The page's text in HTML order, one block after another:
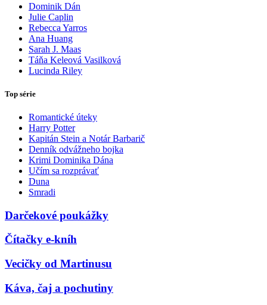
Dominik Dán
Julie Caplin
Rebecca Yarros
Ana Huang
Sarah J. Maas
Táňa Keleová Vasilková
Lucinda Riley
Top série
Romantické úteky
Harry Potter
Kapitán Stein a Notár Barbarič
Denník odvážneho bojka
Krimi Dominika Dána
Učím sa rozprávať
Duna
Smradi
Darčekové poukážky
Čítačky e-kníh
Vecičky od Martinusu
Káva, čaj a pochutiny